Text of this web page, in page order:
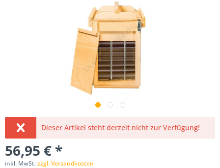
Dieser Artikel steht derzeit nicht zur Verfügung!
56,95 € *
inkl. MwSt.zzgl. Versandkosten